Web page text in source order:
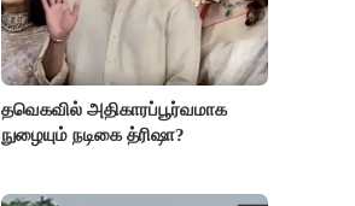
தவெகவில் அதிகாரப்பூர்வமாக
நுழையும் நடிகை த்ரிஷா?